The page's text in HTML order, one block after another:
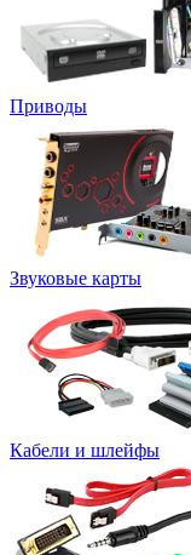
Приводы
Звуковые карты
Кабели и шлейфы